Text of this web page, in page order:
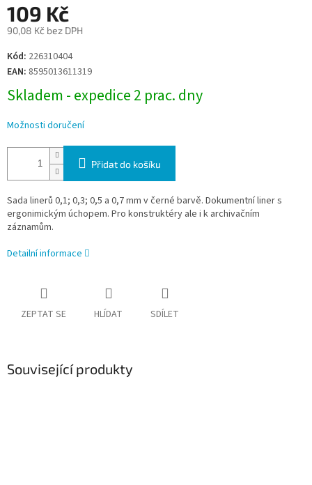
109 Kč
90,08 Kč bez DPH
Měrná
cena:
Kód: 226310404
EAN: 8595013611319
Skladem - expedice 2 prac. dny
Možnosti doručení
Přidat do košíku
Sada linerů 0,1; 0,3; 0,5 a 0,7 mm v černé barvě. Dokumentní liner s
ergonimickým úchopem. Pro konstruktéry ale i k archivačním
záznamům.
Detailní informace
ZEPTAT SE HLÍDAT SDÍLET
Související produkty